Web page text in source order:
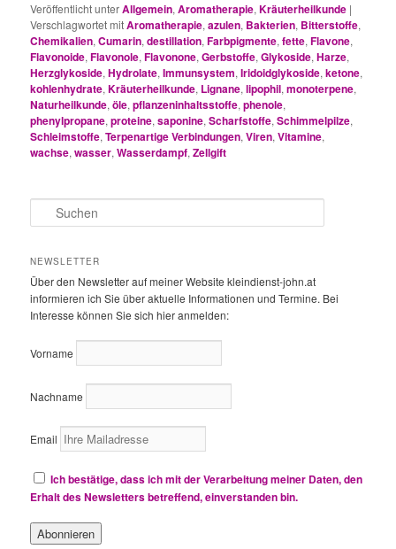
Veröffentlicht unterAllgemein,Aromatherapie,Kräuterheilkunde |
Verschlagwortet mitAromatherapie,azulen, Bakterien, Bitterstoffe,
Chemikalien,Cumarin,destillation,Farbpigmente,fette,Flavone,
Flavonoide,Flavonole,Flavonone,Gerbstoffe,Glykoside,Harze,
Herzglykoside,Hydrolate,Immunsystem,Iridoidglykoside,ketone,
kohlenhydrate,Kräuterheilkunde, Lignane,lipophil,monoterpene,
Naturheilkunde,öle,pflanzeninhaltsstoffe,phenole,
phenylpropane,proteine,saponine,Scharfstoffe,Schimmelpilze,
Schleimstoffe,Terpenartige Verbindungen,Viren,Vitamine,
wachse,wasser,Wasserdampf,Zellgift
u
h
e
n
NEWSLETTER
Über den Newsletter auf meiner Website kleindienst-john.at
informieren ich Sie über aktuelle Informationen und Termine. Bei
Interesse können Sie sich hier anmelden:
Vorname
Nachname
Email
Ich bestätige, dass ich mit der Verarbeitung meiner Daten, den
Erhalt des Newsletters betreffend, einverstanden bin.